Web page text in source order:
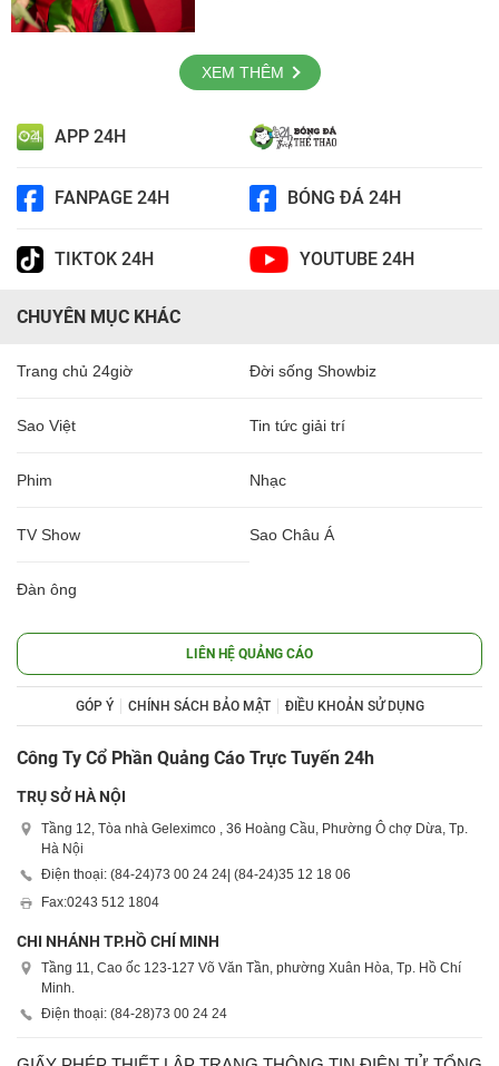
XEM THÊM
APP 24H
FANPAGE 24H BÓNG ĐÁ 24H
TIKTOK 24H YOUTUBE 24H
CHUYÊN MỤC KHÁC
Trang chủ 24giờ Đời sống Showbiz
Sao Việt Tin tức giải trí
Phim Nhạc
TV Show Sao Châu Á
Đàn ông
LIÊN HỆ QUẢNG CÁO
GÓP Ý CHÍNH SÁCH BẢO MẬT ĐIỀU KHOẢN SỬ DỤNG
Công Ty Cổ Phần Quảng Cáo Trực Tuyến 24h
TRỤ SỞ HÀ NỘI
Tầng 12, Tòa nhà Geleximco , 36 Hoàng Cầu, Phường Ô chợ Dừa, Tp.
Hà Nội
Điện thoại: (84-24)73 00 24 24| (84-24)35 12 18 06
Fax:0243 512 1804
CHI NHÁNH TP.HỒ CHÍ MINH
Tầng 11, Cao ốc 123-127 Võ Văn Tần, phường Xuân Hòa, Tp. Hồ Chí
Minh.
Điện thoại: (84-28)73 00 24 24